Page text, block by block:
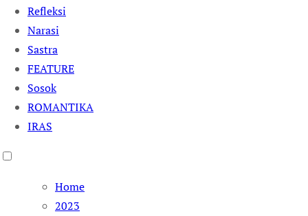
Refleksi
Narasi
Sastra
FEATURE
Sosok
ROMANTIKA
IRAS
Home
2023